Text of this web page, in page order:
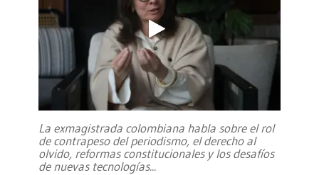
La exmagistrada colombiana habla sobre el rol
de contrapeso del periodismo, el derecho al
olvido, reformas constitucionales y los desafíos
de nuevas tecnologías...